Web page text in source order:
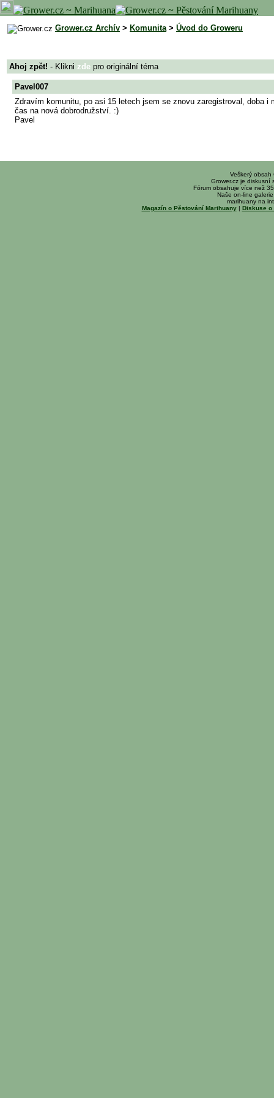
Grower.cz Archív > Komunita> Úvod do Groweru
Ahoj zpět! - Klikni zde pro originální téma
Pavel007
Zdravím komunitu, po asi 15 letech jsem se znovu zaregistroval, doba
čas na nová dobrodružství. :)
Pavel
Veškerý obsah
Grower.cz je diskusní
Fórum obsahuje více než
Naše on-line
marihuany na
Magazín o Pěstování Marihuany| Diskuse o